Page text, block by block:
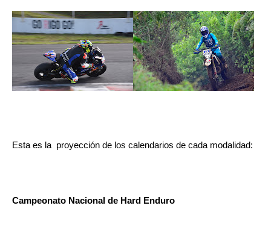
Esta es la  proyección de los calendarios de cada modalidad:
Campeonato Nacional de Hard Enduro